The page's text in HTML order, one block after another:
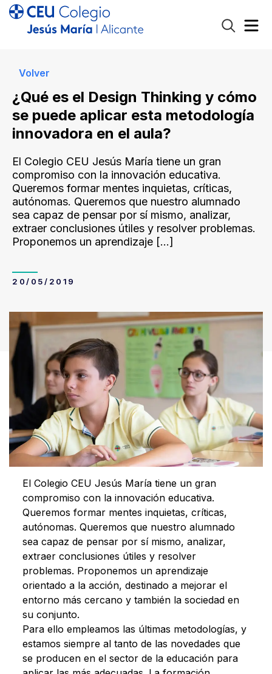
Volver
¿Qué es el Design Thinking y cómo
se puede aplicar esta metodología
innovadora en el aula?
El Colegio CEU Jesús María tiene un gran
compromiso con la innovación educativa.
Queremos formar mentes inquietas, críticas,
autónomas. Queremos que nuestro alumnado
sea capaz de pensar por sí mismo, analizar,
extraer conclusiones útiles y resolver problemas.
Proponemos un aprendizaje […]
20/05/2019
El Colegio CEU Jesús María tiene un gran
compromiso con la innovación educativa.
Queremos formar mentes inquietas, críticas,
autónomas. Queremos que nuestro alumnado
sea capaz de pensar por sí mismo, analizar,
extraer conclusiones útiles y resolver
problemas. Proponemos un aprendizaje
orientado a la acción, destinado a mejorar el
entorno más cercano y también la sociedad en
su conjunto.
Para ello empleamos las últimas metodologías, y
estamos siempre al tanto de las novedades que
se producen en el sector de la educación para